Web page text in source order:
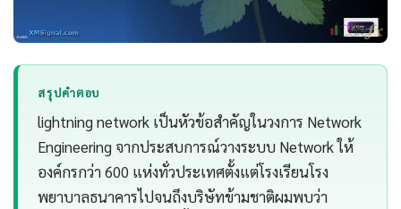
สรุปคำตอบ
lightning network เป็นหัวข้อสำคัญในวงการ Network
Engineering จากประสบการณ์วางระบบ Network ให้
องค์กรกว่า 600 แห่งทั่วประเทศตั้งแต่โรงเรียนโรง
พยาบาลธนาคารไปจนถึงบริษัทข้ามชาติผมพบว่า